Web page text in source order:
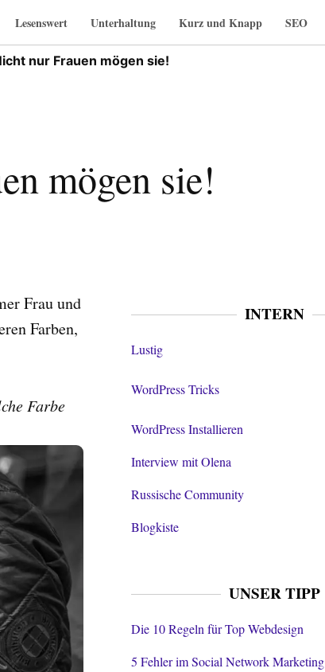
Lesenswert Unterhaltung Kurz und Knapp SEO
nur Frauen mögen sie!
mögen sie!
Frau und
Farben,
Farbe
INTERN
Lustig
WordPress Tricks
WordPress Installieren
Interview mit Olena
Russische Community
Blogkiste
UNSER TIPP
Die 10 Regeln für Top Webdesign
5 Fehler im Social Network Marketing